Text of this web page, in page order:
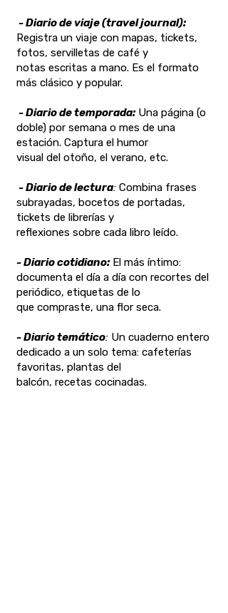
- Diario de viaje (travel journal):
Registra un viaje con mapas, tickets,
fotos, servilletas de café y
notas escritas a mano. Es el formato
más clásico y popular.
- Diario de temporada:Una página (o
doble) por semana o mes de una
estación. Captura el humor
visual del otoño, el verano, etc.
- Diario de lectura: Combina frases
subrayadas, bocetos de portadas,
tickets de librerías y
reflexiones sobre cada libro leído.
- Diario cotidiano:El más íntimo:
documenta el día a día con recortes del
periódico, etiquetas de lo
que compraste, una flor seca.
- Diario temático: Un cuaderno entero
dedicado a un solo tema: cafeterías
favoritas, plantas del
balcón, recetas cocinadas.